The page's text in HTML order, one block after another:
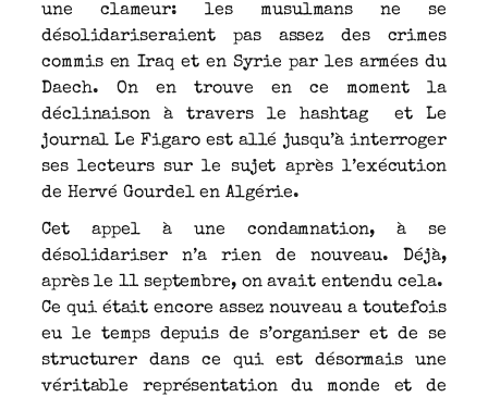
une clameur: les musulmans ne se
désolidariseraient pas assez des crimes
commis en Iraq et en Syrie par les armées du
Daech. On en trouve en ce moment la
déclinaison à travers le hashtag et Le
journal Le Figaro est allé jusqu’à interroger
ses lecteurs sur le sujet après l’exécution
de Hervé Gourdel en Algérie.
Cet appel à une condamnation, à se
désolidariser n’a rien de nouveau. Déjà,
après le 11 septembre, on avait entendu cela.
Ce qui était encore assez nouveau a toutefois
eu le temps depuis de s’organiser et de se
structurer dans ce qui est désormais une
véritable représentation du monde et de